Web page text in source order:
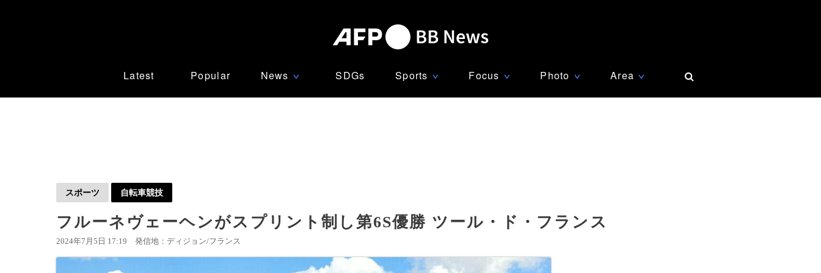
Latest Popular News ∨ SDGs Sports ∨ Focus ∨ Photo ∨ Area ∨
スポーツ 自転車競技
フルーネヴェーヘンがスプリント制し第6S優勝 ツール・ド・フランス
2024年7月5日 17:19 発信地：ディジョン/フランス